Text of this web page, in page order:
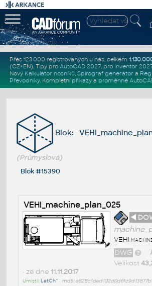
Přes 123.000 registrovaných u nás, celkem
(CZ+EN). Tipy pro AutoCAD 2027, pro Inventor
Nový Kalkulátor nosníků, Spirograf generátor a
Převodníky. Kompletní příkazya proměnné
Blok:
(Průmyslová)
Blok #15390
VEHI_machine_plan_025
◄
VEHI
DWG
Velikost
• ze dne 11.11.2017
Umístil: LatCh^ • md5: